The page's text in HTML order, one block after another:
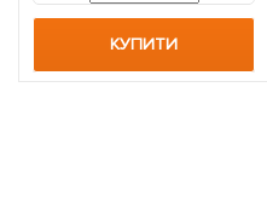
КУПИТИ